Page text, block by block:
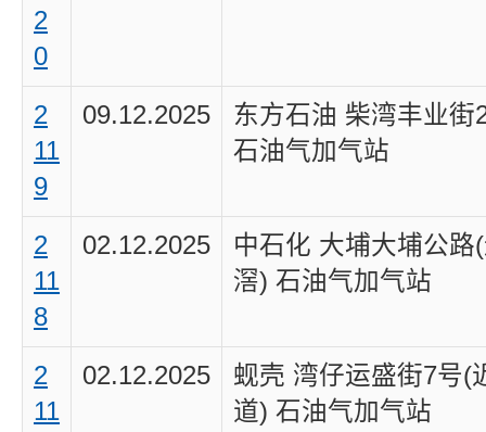
2
0
2
11
9
09.12.2025
东方石油 柴湾丰业街
石油气加气站
2
11
8
02.12.2025
中石化 大埔大埔公路
滘) 石油气加气站
2
11
02.12.2025
蚬壳 湾仔运盛街7号(
道) 石油气加气站